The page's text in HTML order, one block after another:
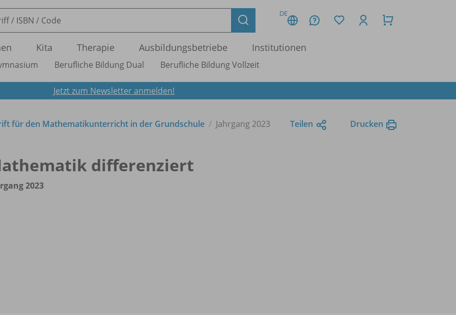
DE
Kita Therapie Ausbildungsbetriebe Institutionen
Berufliche Bildung Dual Berufliche Bildung Vollzeit
Jetzt zum Newsletter anmelden!
für den Mathematikunterricht in der Grundschule Jahrgang 2023 Teilen Drucken
differenziert
2023